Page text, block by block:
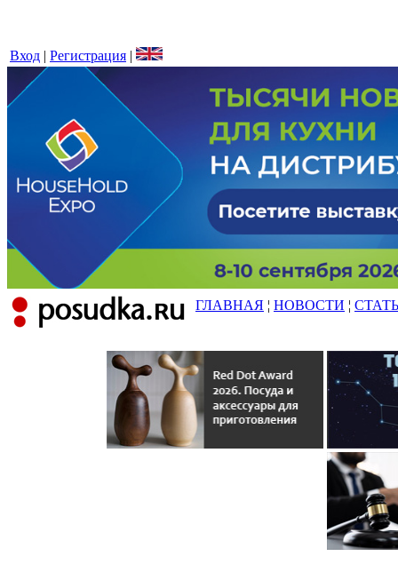
Вход | Регистрация |
ГЛАВНАЯ ¦ НОВОСТИ ¦